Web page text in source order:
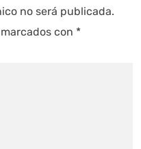
no será publicada.
con *